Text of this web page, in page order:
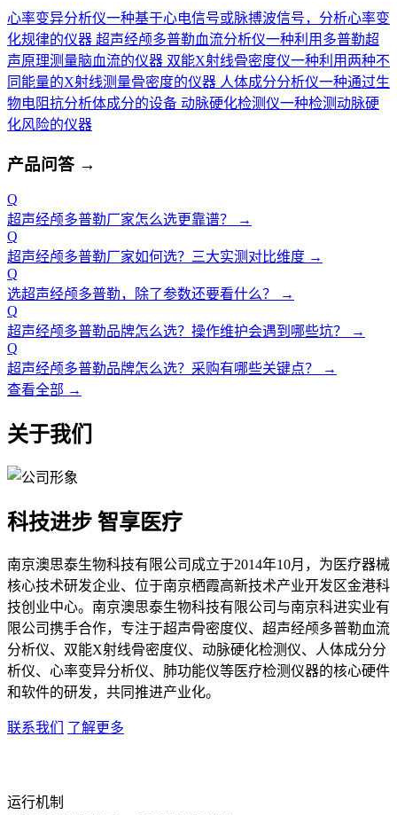
心率变异分析仪一种基于心电信号或脉搏波信号，分析心率变
化规律的仪器 超声经颅多普勒血流分析仪一种利用多普勒超
声原理测量脑血流的仪器 双能X射线骨密度仪一种利用两种不
同能量的X射线测量骨密度的仪器 人体成分分析仪一种通过生
物电阻抗分析体成分的设备 动脉硬化检测仪一种检测动脉硬
化风险的仪器
产品问答 →
Q
超声经颅多普勒厂家怎么选更靠谱？
→
Q
超声经颅多普勒厂家如何选？三大实测对比维度 →
Q
选超声经颅多普勒，除了参数还要看什么？
→
Q
超声经颅多普勒品牌怎么选？操作维护会遇到哪些坑？
→
Q
超声经颅多普勒品牌怎么选？采购有哪些关键点？
→
查看全部 →
关于我们
科技进步 智享医疗
南京澳思泰生物科技有限公司成立于2014年10月，为医疗器械
核心技术研发企业、位于南京栖霞高新技术产业开发区金港科
技创业中心。南京澳思泰生物科技有限公司与南京科进实业有
限公司携手合作，专注于超声骨密度仪、超声经颅多普勒血流
分析仪、双能X射线骨密度仪、动脉硬化检测仪、人体成分分
析仪、心率变异分析仪、肺功能仪等医疗检测仪器的核心硬件
和软件的研发，共同推进产业化。
联系我们 了解更多
运行机制